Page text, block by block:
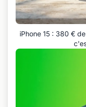
iPhone 15 : 380 €